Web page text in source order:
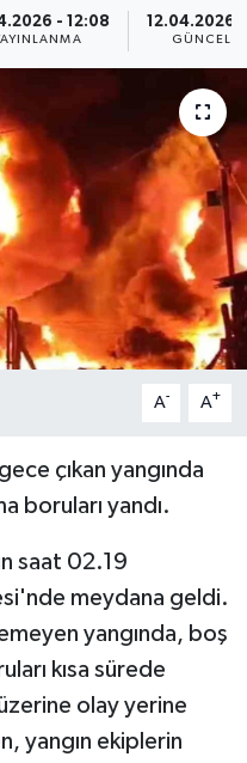
- 12:08 12.04.2026
A- A+
çıkan yangında
boruları yandı.
saat 02.19
meydana geldi.
yangında, boş
kısa sürede
olay yerine
yangın ekiplerin